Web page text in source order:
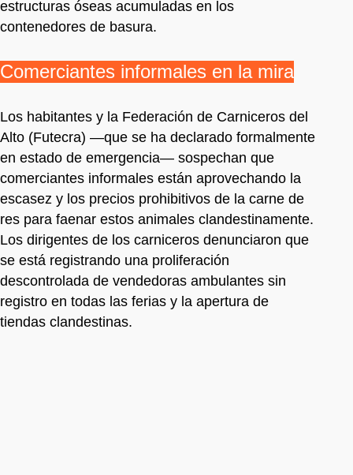
estructuras óseas acumuladas en los
contenedores de basura.
Comerciantes informales en la mira
Los habitantes y la Federación de Carniceros del
Alto (Futecra) —que se ha declarado formalmente
en estado de emergencia— sospechan que
comerciantes informales están aprovechando la
escasez y los precios prohibitivos de la carne de
res para faenar estos animales clandestinamente.
Los dirigentes de los carniceros denunciaron que
se está registrando una proliferación
descontrolada de vendedoras ambulantes sin
registro en todas las ferias y la apertura de
tiendas clandestinas.